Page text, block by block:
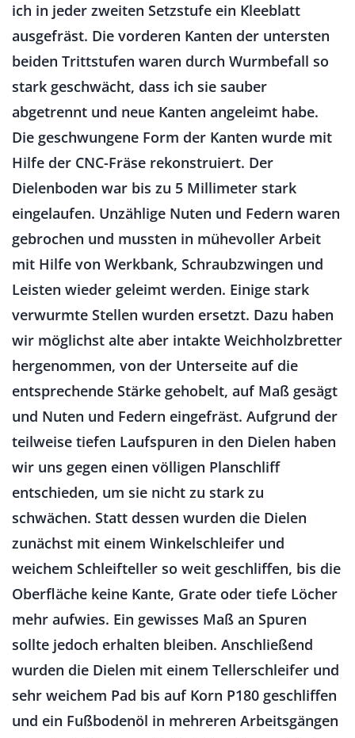
ich in jeder zweiten Setzstufe ein Kleeblatt
ausgefräst. Die vorderen Kanten der untersten
beiden Trittstufen waren durch Wurmbefall so
stark geschwächt, dass ich sie sauber
abgetrennt und neue Kanten angeleimt habe.
Die geschwungene Form der Kanten wurde mit
Hilfe der CNC-Fräse rekonstruiert. Der
Dielenboden war bis zu 5 Millimeter stark
eingelaufen. Unzählige Nuten und Federn waren
gebrochen und mussten in mühevoller Arbeit
mit Hilfe von Werkbank, Schraubzwingen und
Leisten wieder geleimt werden. Einige stark
verwurmte Stellen wurden ersetzt. Dazu haben
wir möglichst alte aber intakte Weichholzbretter
hergenommen, von der Unterseite auf die
entsprechende Stärke gehobelt, auf Maß gesägt
und Nuten und Federn eingefräst. Aufgrund der
teilweise tiefen Laufspuren in den Dielen haben
wir uns gegen einen völligen Planschliff
entschieden, um sie nicht zu stark zu
schwächen. Statt dessen wurden die Dielen
zunächst mit einem Winkelschleifer und
weichem Schleifteller so weit geschliffen, bis die
Oberfläche keine Kante, Grate oder tiefe Löcher
mehr aufwies. Ein gewisses Maß an Spuren
sollte jedoch erhalten bleiben. Anschließend
wurden die Dielen mit einem Tellerschleifer und
sehr weichem Pad bis auf Korn P180 geschliffen
und ein Fußbodenöl in mehreren Arbeitsgängen